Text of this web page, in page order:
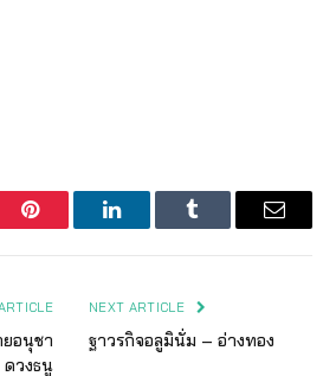
Pinterest LinkedInTumblr Email
อนุชา
ดวงธนู
NEXT ARTICLE
ฐาวรกิจอลูมินั่ม – อ่างทอง